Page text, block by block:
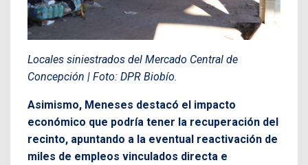
Locales siniestrados del Mercado Central de
Concepción | Foto: DPR Biobío.
Asimismo, Meneses destacó el impacto
económico que podría tener la recuperación del
recinto, apuntando a la eventual reactivación de
miles de empleos vinculados directa e